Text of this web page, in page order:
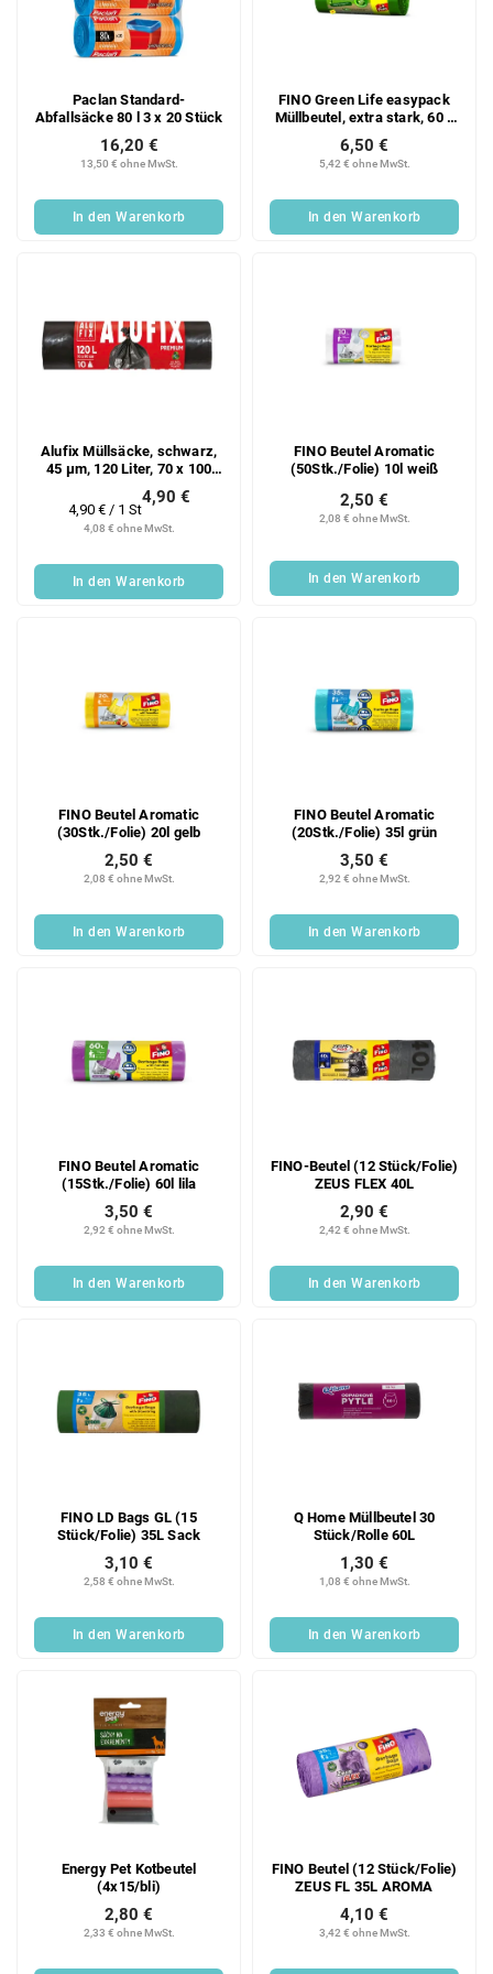
Paclan Standard-
Abfallsäcke 80 l 3 x 20 Stück
13,50 € ohne MwSt.
16,20 €
In den Warenkorb
FINO Green Life easypack
Müllbeutel, extra stark, 60 l,
5,42 € ohne MwSt.
6,50 €
In den Warenkorb
Alufix Müllsäcke, schwarz,
45 µm, 120 Liter, 70 x 100
4,08 € ohne MwSt.
4,90 €
Verkaufspreis:
4,90 € / 1 St
In den Warenkorb
FINO Beutel Aromatic
(50Stk./Folie) 10l weiß
2,08 € ohne MwSt.
2,50 €
In den Warenkorb
FINO Beutel Aromatic
(30Stk./Folie) 20l gelb
2,08 € ohne MwSt.
2,50 €
In den Warenkorb
FINO Beutel Aromatic
(20Stk./Folie) 35l grün
2,92 € ohne MwSt.
3,50 €
In den Warenkorb
FINO Beutel Aromatic
(15Stk./Folie) 60l lila
2,92 € ohne MwSt.
3,50 €
In den Warenkorb
FINO-Beutel (12 Stück/Folie)
ZEUS FLEX 40L
2,42 € ohne MwSt.
2,90 €
In den Warenkorb
FINO LD Bags GL (15
Stück/Folie) 35L Sack
2,58 € ohne MwSt.
3,10 €
In den Warenkorb
Q Home Müllbeutel 30
Stück/Rolle 60L
1,08 € ohne MwSt.
1,30 €
In den Warenkorb
Energy Pet Kotbeutel
(4x15/bli)
2,33 € ohne MwSt.
2,80 €
FINO Beutel (12 Stück/Folie)
ZEUS FL 35L AROMA
3,42 € ohne MwSt.
4,10 €